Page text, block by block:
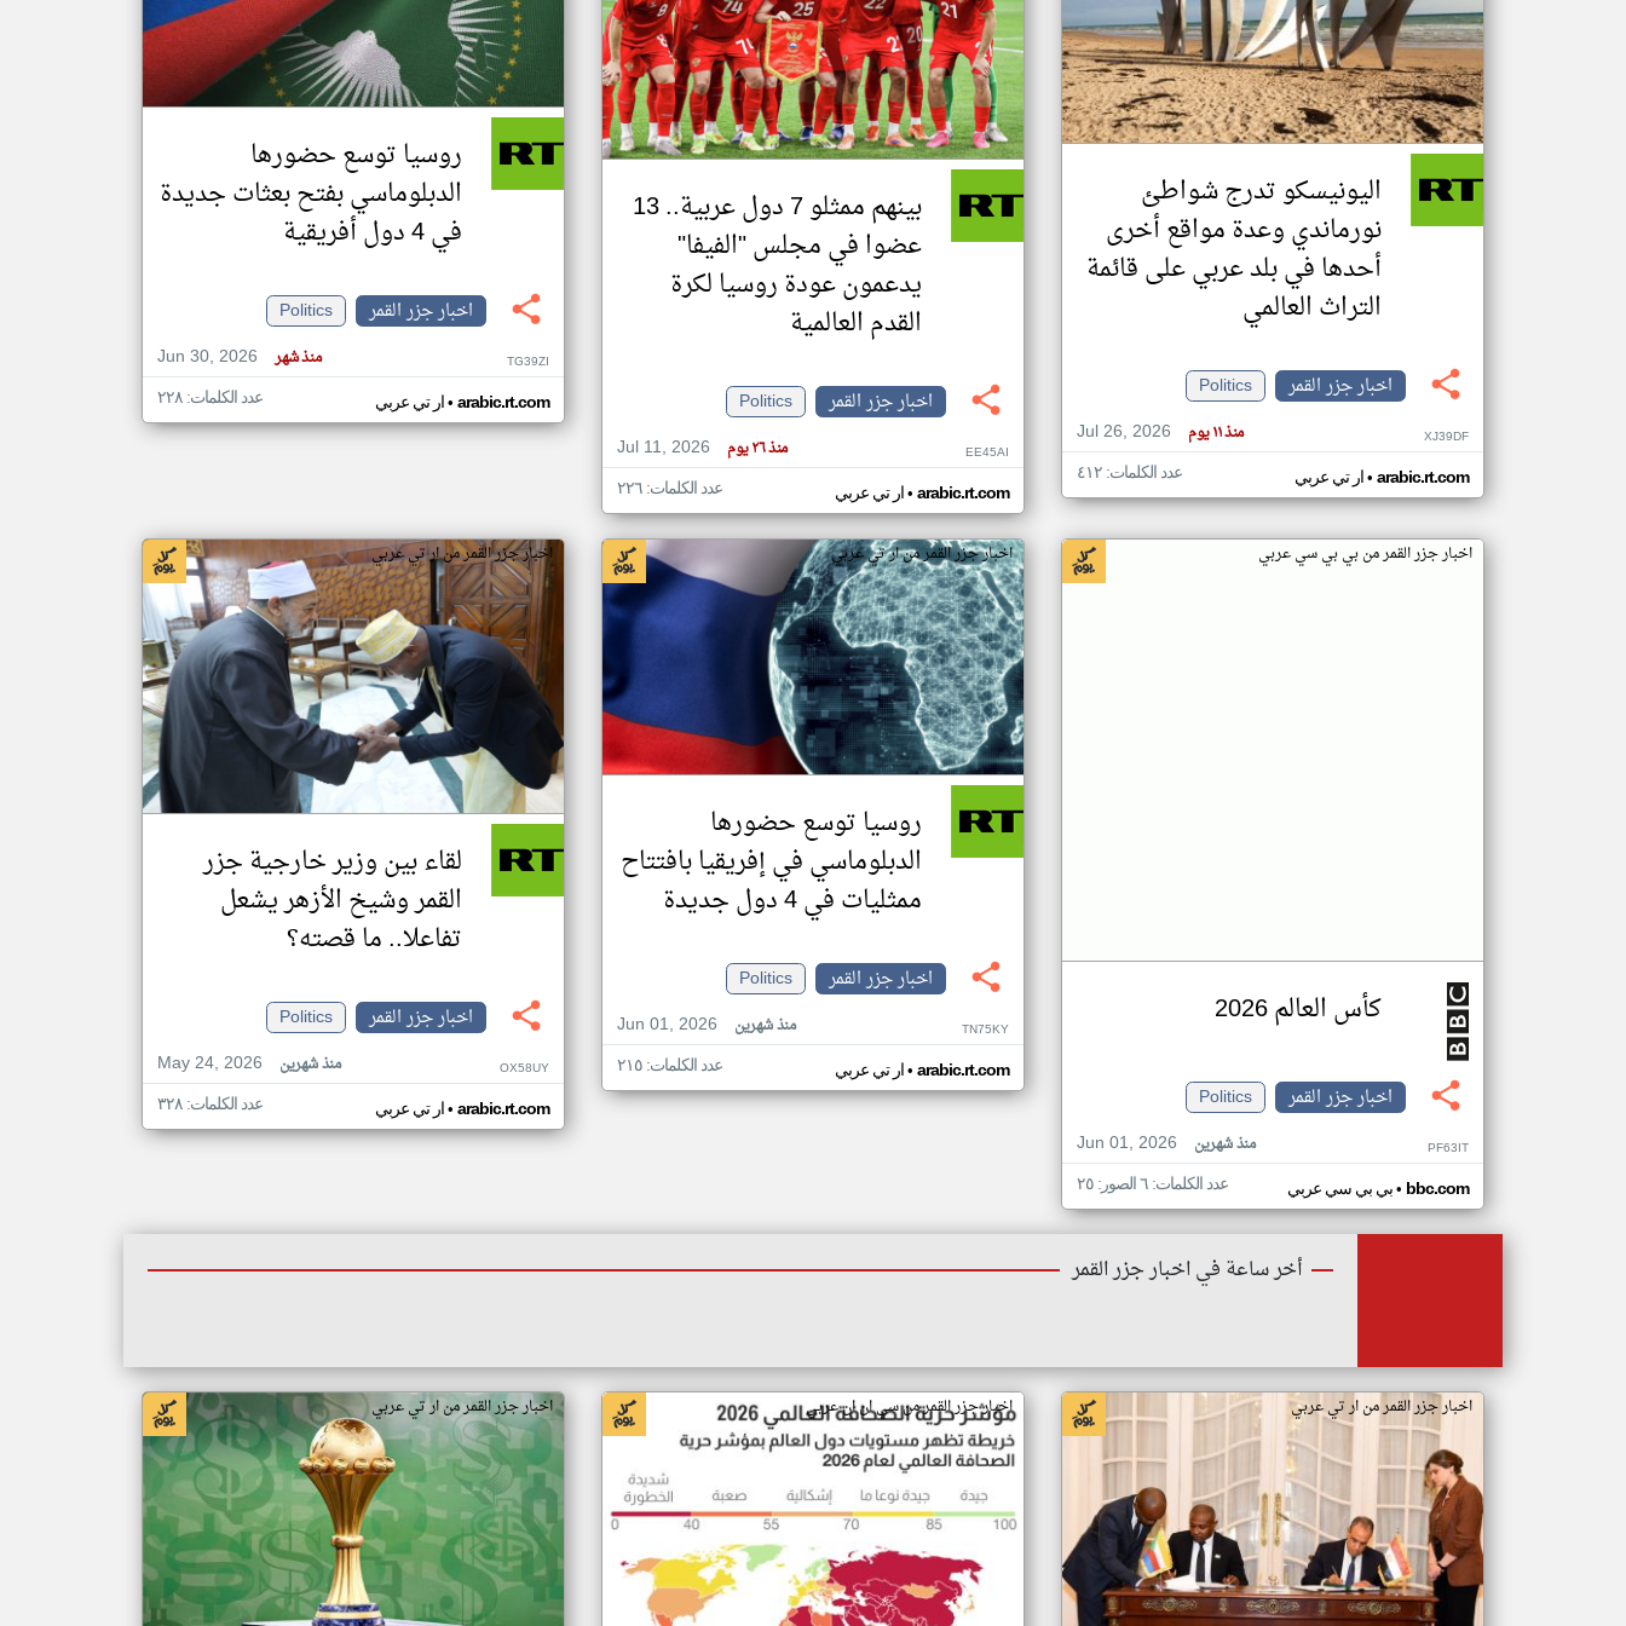
تغيير الدولة
اخبار جزر القمر على مدار الساعة
أهم اخبار جزر القمر العاجلة والمباشرة
اليونيسكو تدرج شواطئ
نورماندي وعدة مواقع أخرى
أحدها في بلد عربي على قائمة
التراث العالمي
اخبار جزر القمر
Politics
Jul 26, 2026
منذ ١١ يوم XJ39DF
ار تي عربي• arabic.rt.com عدد الكلمات: ٤١٢
بينهم ممثلو 7 دول عربية.. 13
عضوا في مجلس "الفيفا"
يدعمون عودة روسيا لكرة
القدم العالمية
اخبار جزر القمر
Politics
Jul 11, 2026
منذ ٢٦ يوم EE45AI
ار تي عربي• arabic.rt.com عدد الكلمات: ٢٢٦
روسيا توسع حضورها
الدبلوماسي بفتح بعثات جديدة
في 4 دول أفريقية
اخبار جزر القمر
Politics
Jun 30, 2026
منذ شهر TG39ZI
ار تي عربي• arabic.rt.com عدد الكلمات: ٢٢٨
اخبار جزر القمر من بي بي سي عربي
كأس العالم 2026
اخبار جزر القمر
Politics
Jun 01, 2026
منذ شهرين PF63IT
بي بي سي عربي• bbc.com عدد الكلمات: ٦ الصور: ٢٥
اخبار جزر القمر من ار تي عربي
روسيا توسع حضورها
الدبلوماسي في إفريقيا بافتتاح
ممثليات في 4 دول جديدة
اخبار جزر القمر
Politics
Jun 01, 2026
منذ شهرين TN75KY
ار تي عربي• arabic.rt.com عدد الكلمات: ٢١٥
اخبار جزر القمر من ار تي عربي
لقاء بين وزير خارجية جزر
القمر وشيخ الأزهر يشعل
تفاعلا.. ما قصته؟
اخبار جزر القمر
Politics
May 24, 2026
منذ شهرين OX58UY
ار تي عربي• arabic.rt.com عدد الكلمات: ٣٢٨
أخر ساعة في اخبار جزر القمر
اخبار جزر القمر من ار تي عربي اخبار جزر القمر من سي ان ان عربي اخبار جزر القمر من ار تي عربي
klyoum.com